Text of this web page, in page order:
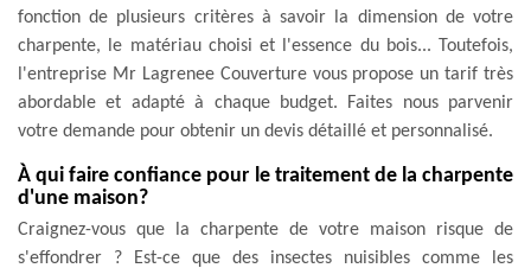
fonction de plusieurs critères à savoir la dimension de votre
charpente, le matériau choisi et l'essence du bois... Toutefois,
l'entreprise Mr Lagrenee Couverture vous propose un tarif très
abordable et adapté à chaque budget. Faites nous parvenir
votre demande pour obtenir un devis détaillé et personnalisé.
À qui faire confiance pour le traitement de la charpente
d'une maison?
Craignez-vous que la charpente de votre maison risque de
s'effondrer ? Est-ce que des insectes nuisibles comme les